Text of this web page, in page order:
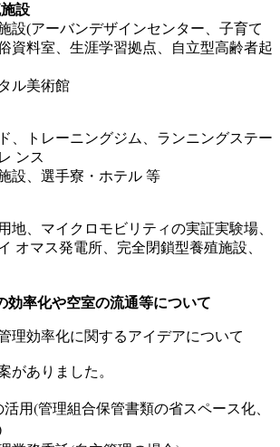
設
設(アーバンデザインセンター、子育て
資料室、生涯学習拠点、自立型高齢者起
ル美術館
、トレーニングジム、ランニングステー
ンス
設、選手寮・ホテル 等
地、マイクロモビリティの実証実験場、
オマス発電所、完全閉鎖型養殖施設、
効率化や空室の流通等について
理効率化に関するアイデアについて
がありました。
活用(管理組合保管書類の省スペース化、